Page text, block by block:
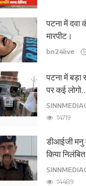
के कंकड़बाग
Sep 13, 2025
पटना में दवा
मारपीट।
bn24live
पटना में बड़ा
पर कई
14719
डीआईजी मनु
किया
14489